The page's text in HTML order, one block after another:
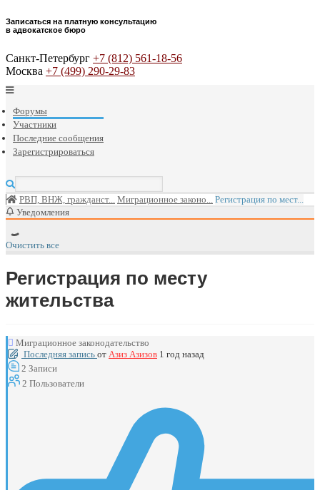
Записаться на платную консультацию
в адвокатское бюро
Санкт-Петербург +7 (812) 561-18-56
Москва +7 (499) 290-29-83
Форумы
Участники
Последние сообщения
Зарегистрироваться
РВП, ВНЖ, гражданст... Миграционное законо... Регистрация по мест...
Уведомления
Очистить все
Регистрация по месту
жительства
Миграционное законодательство
Последняя запись от Азиз Азизов 1 год назад
2 Записи
2 Пользователи